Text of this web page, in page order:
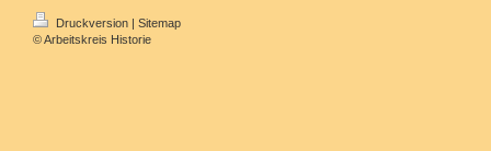
Druckversion | Sitemap
© Arbeitskreis Historie